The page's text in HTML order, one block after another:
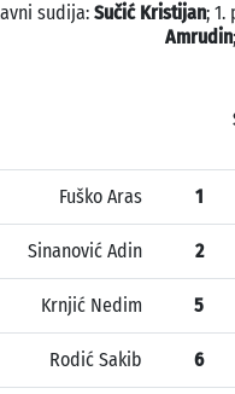
sudija: Sučić Kristijan; 1.
Amrudin
Fuško Aras 1
Sinanović Adin 2
Krnjić Nedim 5
Rodić Sakib 6